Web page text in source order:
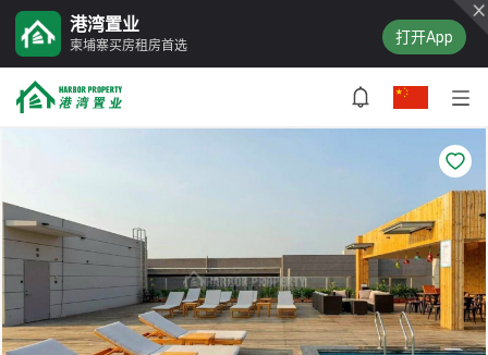
港湾置业
柬埔寨买房租房首选 打开App